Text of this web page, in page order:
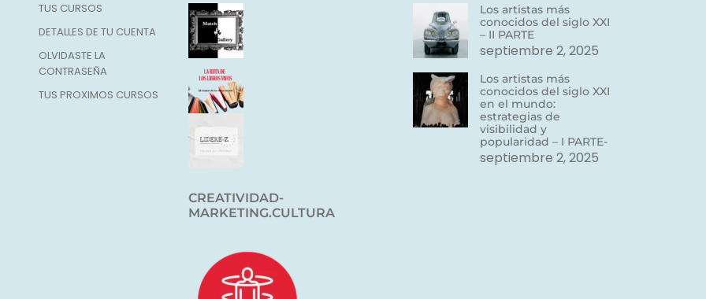
TUS CURSOS
DETALLES DE TU CUENTA
OLVIDASTE LA
CONTRASEÑA
TUS PROXIMOS CURSOS
CREATIVIDAD-
MARKETING.CULTURA
Los artistas más
conocidos del siglo XXI
– II PARTE
septiembre 2, 2025
Los artistas más
conocidos del siglo XXI
en el mundo:
estrategias de
visibilidad y
popularidad – I PARTE-
septiembre 2, 2025